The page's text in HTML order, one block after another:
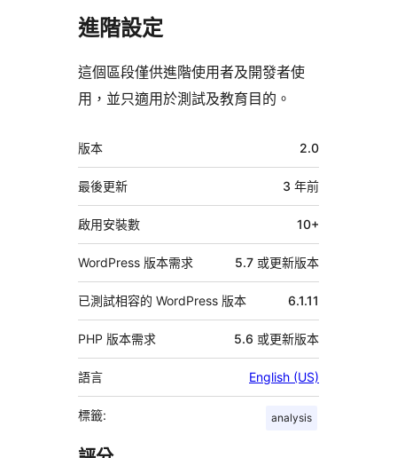
進階設定
這個區段僅供進階使用者及開發者使
用，並只適用於測試及教育目的。
中
繼
資
料
版本 2.0
最後更新 3 年前
啟用安裝數 10+
WordPress 版本需求 5.7 或更新版本
已測試相容的 WordPress 版本 6.1.11
PHP 版本需求 5.6 或更新版本
語言 English (US)
標籤: analysis